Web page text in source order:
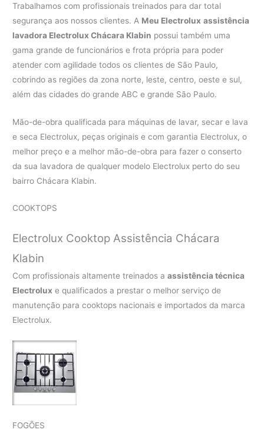
Trabalhamos com profissionais treinados para dar total
segurança aos nossos clientes. A Meu Electrolux assistência
lavadora Electrolux Chácara Klabin possui também uma
gama grande de funcionários e frota própria para poder
atender com agilidade todos os clientes de São Paulo,
cobrindo as regiões da zona norte, leste, centro, oeste e sul,
além das cidades do grande ABC e grande São Paulo.
Mão-de-obra qualificada para máquinas de lavar, secar e lava
e seca Electrolux, peças originais e com garantia Electrolux, o
melhor preço e a melhor mão-de-obra para fazer o conserto
da sua lavadora de qualquer modelo Electrolux perto do seu
bairro Chácara Klabin.
COOKTOPS
Electrolux Cooktop Assistência Chácara
Klabin
Com profissionais altamente treinados aassistência técnica
Electrolux e qualificados a prestar o melhor serviço de
manutenção para cooktops nacionais e importados da marca
Electrolux.
FOGÕES